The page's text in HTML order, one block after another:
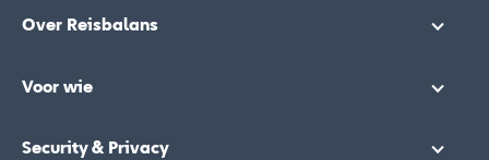
Over Reisbalans
Voor wie
Security & Privacy